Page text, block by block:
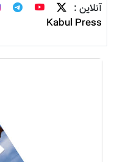
آنلاین :
Kabul Press